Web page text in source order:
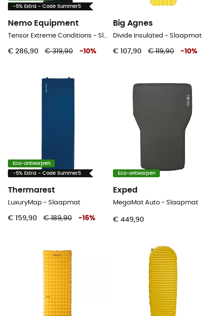
-5% Extra - Code Summer5
Nemo Equipment
€ 286,90 € 319,90 -10%
Big Agnes
Divide Insulated - Slaapmat
€ 107,90 € 119,90 -10%
Eco-ontworpen
-5% Extra - Code Summer5
Thermarest
LuxuryMap - Slaapmat
€ 159,90 € 189,90 -16%
Eco-ontworpen
Exped
MegaMat Auto - Slaapmat
€ 449,90